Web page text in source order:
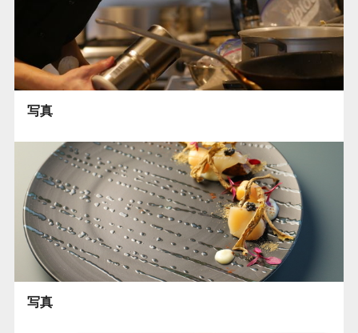
写真
写真